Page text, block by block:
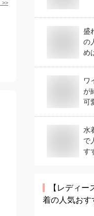
>>
盛
の
め
ワ
が
可
水
で
す
【レディー
着の人気おす